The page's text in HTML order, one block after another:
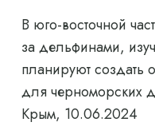
В юго-восточной
за дельфинами,
планируют создать
для черноморских
Крым, 10.06.2024